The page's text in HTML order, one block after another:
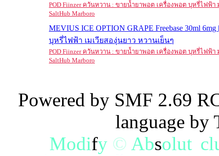
POD Fiinzer ควันหวาน : ขายน้ำยาพอต เครื่องพอต บุหรี่ไฟฟ้า
SaltHub Marboro
MEVIUS ICE OPTION GRAPE Freebase 30ml
บุหรี่ไฟฟ้า เมเวียสองุ่นยาว หวานเย็นๆ
POD Fiinzer ควันหวาน : ขายน้ำยาพอต เครื่องพอต บุหรี่ไฟฟ้า
SaltHub Marboro
Powered by SMF 2.69
language
Modify © Absolute cl